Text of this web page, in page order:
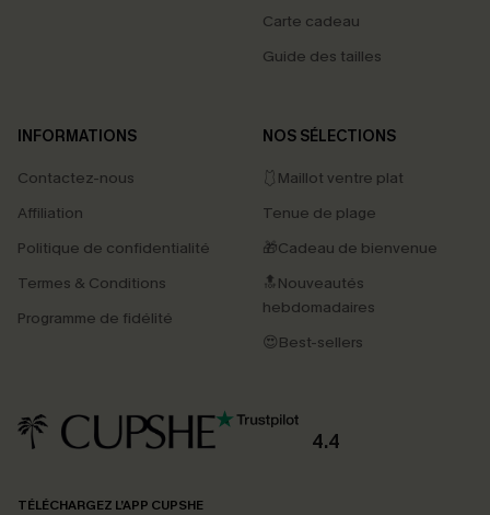
Carte cadeau
Guide des tailles
INFORMATIONS
Contactez-nous
Affiliation
Politique de confidentialité
Termes & Conditions
Programme de fidélité
NOS SÉLECTIONS
🩱Maillot ventre plat
Tenue de plage
🎁Cadeau de bienvenue
🔝Nouveautés
hebdomadaires
😍Best-sellers
4.4
TÉLÉCHARGEZ L’APP CUPSHE
PROFITEZ DE -15%